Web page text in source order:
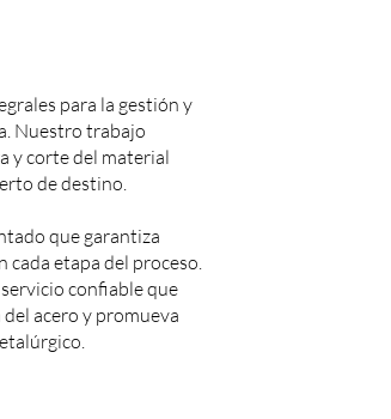
para la gestión y
Nuestro trabajo
y corte del material
de destino.
que garantiza
cada etapa del proceso.
confiable que
acero y promueva